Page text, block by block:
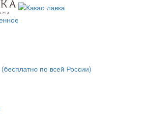
(бесплатно по всей России)